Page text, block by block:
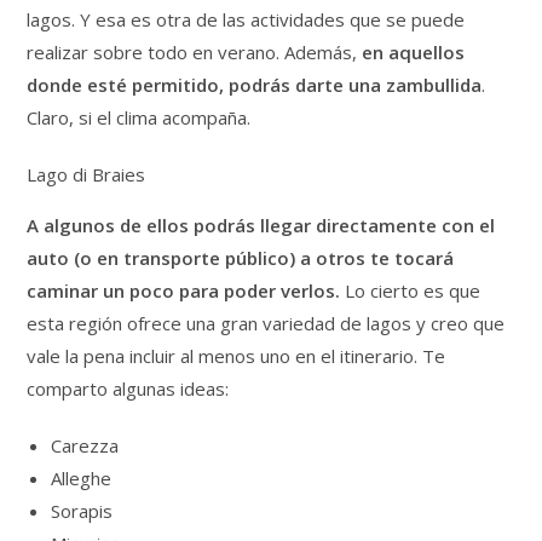
lagos. Y esa es otra de las actividades que se puede
realizar sobre todo en verano. Además, en aquellos
donde esté permitido, podrás darte una zambullida.
Claro, si el clima acompaña.
Lago di Braies
A algunos de ellos podrás llegar directamente con el
auto (o en transporte público) a otros te tocará
caminar un poco para poder verlos. Lo cierto es que
esta región ofrece una gran variedad de lagos y creo que
vale la pena incluir al menos uno en el itinerario. Te
comparto algunas ideas:
Carezza
Alleghe
Sorapis